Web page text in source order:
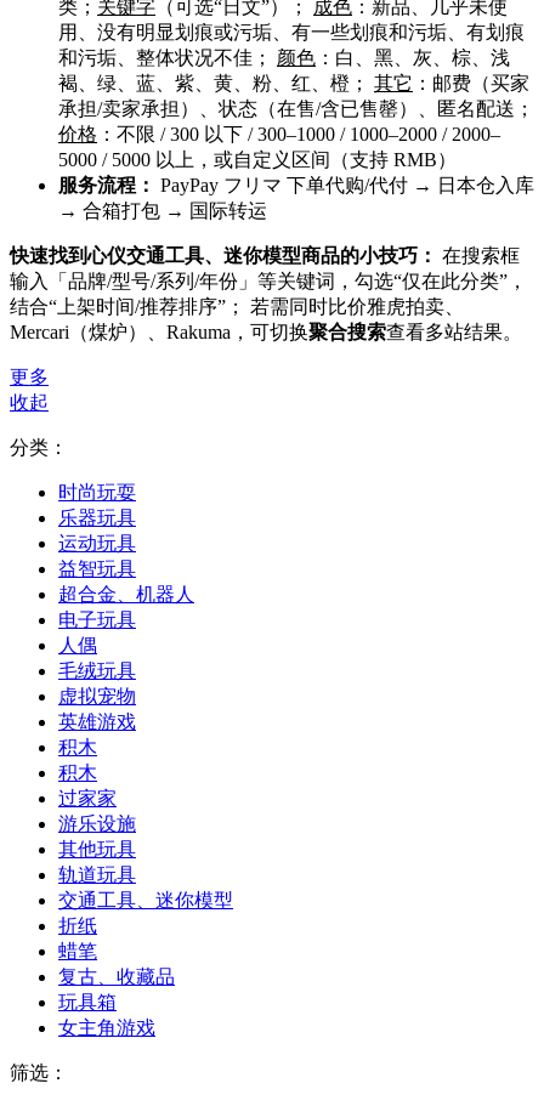
类； 关键字 （可选“日文”）； 成色 ：新品、几乎未使
用、没有明显划痕或污垢、有一些划痕和污垢、有划痕
和污垢、整体状况不佳； 颜色 ：白、黑、灰、棕、浅
褐、绿、蓝、紫、黄、粉、红、橙； 其它 ：邮费（买家
承担/卖家承担）、状态（在售/含已售罄）、匿名配送；
价格 ：不限 / 300 以下 / 300–1000 / 1000–2000 / 2000–
5000 / 5000 以上，或自定义区间（支持 RMB）
服务流程： PayPay フリマ 下单代购/代付 → 日本仓入库
→ 合箱打包 → 国际转运
快速找到心仪交通工具、迷你模型商品的小技巧： 在搜索框
输入「品牌/型号/系列/年份」等关键词，勾选“仅在此分类”，
结合“上架时间/推荐排序”； 若需同时比价雅虎拍卖、
Mercari（煤炉）、Rakuma，可切换聚合搜索查看多站结果。
更多
收起
分类：
时尚玩耍
乐器玩具
运动玩具
益智玩具
超合金、机器人
电子玩具
人偶
毛绒玩具
虚拟宠物
英雄游戏
积木
积木
过家家
游乐设施
其他玩具
轨道玩具
交通工具、迷你模型
折纸
蜡笔
复古、收藏品
玩具箱
女主角游戏
筛选：